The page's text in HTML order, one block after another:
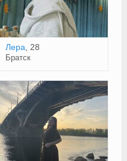
Лера , 28
Братск